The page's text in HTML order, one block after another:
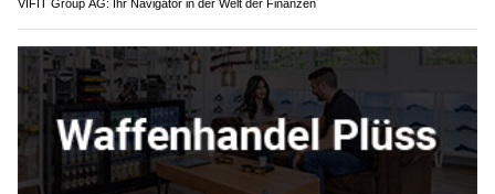
VIFIT Group AG: Ihr Navigator in der Welt der Finanzen